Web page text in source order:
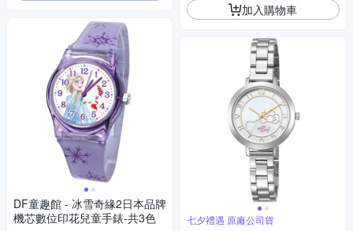
DF童趣館 - 冰雪奇緣2日本品牌
機芯數位印花兒童手錶-共3色
加入購物車
七夕禮遇 原廠公司貨